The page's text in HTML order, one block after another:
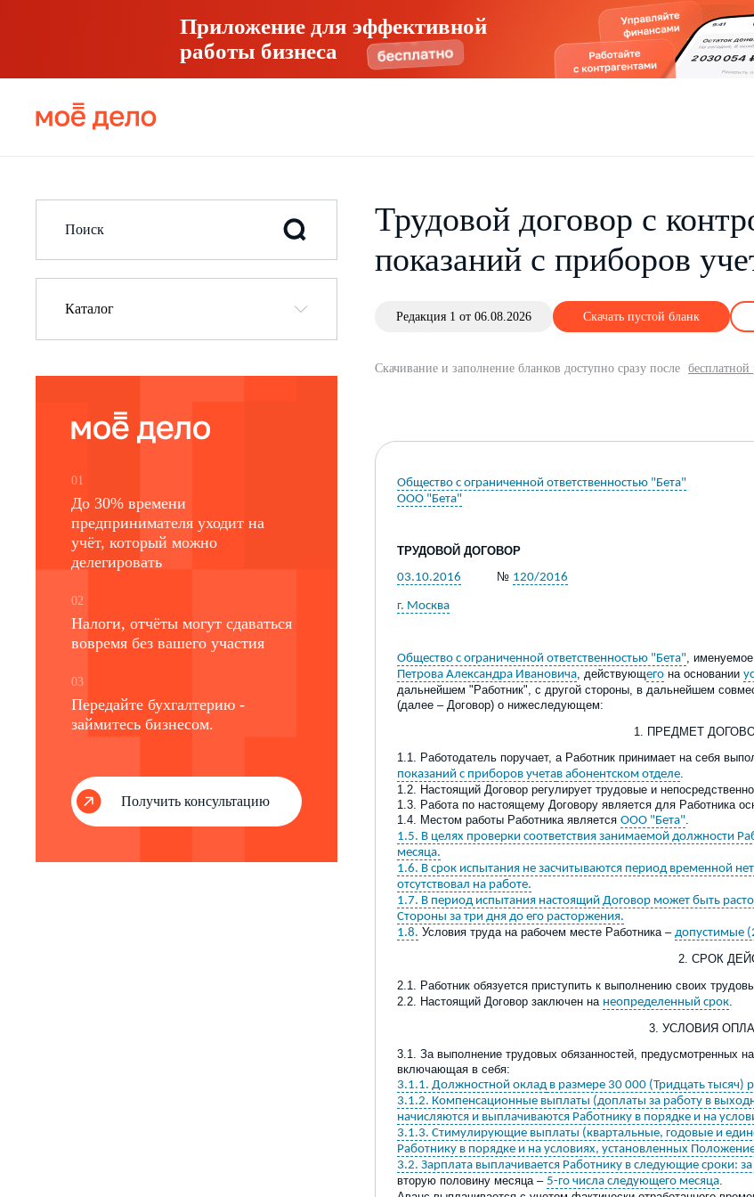
Приложение для эффективной
работы бизнеса
Каталог
01
До 30% времени
предпринимателя уходит на
учёт, который можно
делегировать
02
Налоги, отчёты могут сдаваться
вовремя без вашего участия
03
Передайте бухгалтерию -
займитесь бизнесом.
Получить консультацию
Трудовой договор с
показаний с приборов
Редакция 1 от 06.08.2026 Скачать пустой бланк
Скачивание и заполнение бланков доступно сразу после бесплатной
Общество с ограниченной ответственностью "Бета"
ООО "Бета"
ТРУДОВОЙ ДОГОВОР
03.10.2016 № 120/2016
г. Москва
Общество с ограниченной ответственностью "Бета",
Петрова Александра Ивановича, действующего на основании
дальнейшем "Работник", с другой стороны, в дальнейшем
(далее – Договор) о нижеследующем:
1. ПРЕДМЕТ
1.1. Работодатель поручает, а Работник принимает на себя
показаний с приборов учетав абонентском отделе
1.2. Настоящий Договор регулирует трудовые и
1.3. Работа по настоящему Договору является для Работника
1.4. Местом работы Работника является ООО "Бета"
1.5. В целях проверки соответствия занимаемой должности
месяца.
1.6. В срок испытания не засчитываются период временной
отсутствовал на работе.
1.7. В период испытания настоящий Договор может быть
Стороны за три дня до его расторжения.
1.8. Условия труда на рабочем месте Работника – допустимые
2. СРОК
2.1. Работник обязуется приступить к выполнению своих
2.2. Настоящий Договор заключен на неопределенный срок
3. УСЛОВИЯ
3.1. За выполнение трудовых обязанностей, предусмотренных
включающая в себя:
3.1.1. Должностной окладв размере 30 000 (Тридцать тысяч)
3.1.2. Компенсационные выплаты (доплаты за работу в
начисляются и выплачиваются Работнику в порядке и на
3.1.3. Стимулирующие выплаты (квартальные, годовые и
Работнику в порядке и на условиях, установленных
3.2. Зарплата выплачивается Работнику в следующие сроки:
вторую половину месяца – 5-го числа следующего месяца.